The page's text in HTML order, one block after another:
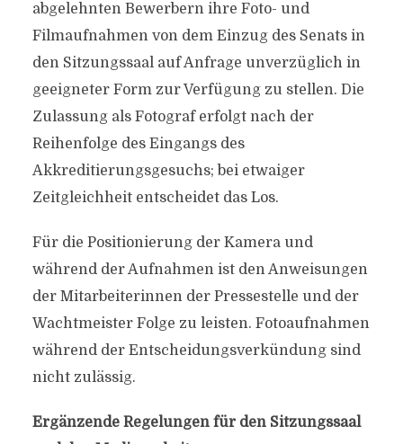
abgelehnten Bewerbern ihre Foto- und
Filmaufnahmen von dem Einzug des Senats in
den Sitzungssaal auf Anfrage unverzüglich in
geeigneter Form zur Verfügung zu stellen. Die
Zulassung als Fotograf erfolgt nach der
Reihenfolge des Eingangs des
Akkreditierungsgesuchs; bei etwaiger
Zeitgleichheit entscheidet das Los.
Für die Positionierung der Kamera und
während der Aufnahmen ist den Anweisungen
der Mitarbeiterinnen der Pressestelle und der
Wachtmeister Folge zu leisten. Fotoaufnahmen
während der Entscheidungsverkündung sind
nicht zulässig.
Ergänzende Regelungen für den Sitzungssaal